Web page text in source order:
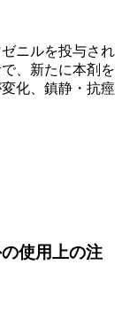
ニルを投与され
、新たに本剤を
化、鎮静・抗痙
使用上の注